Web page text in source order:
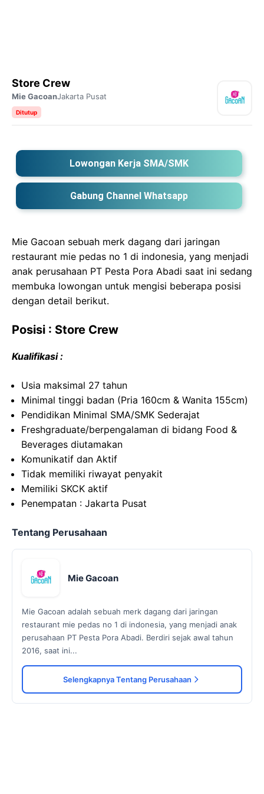
Store Crew
Mie GacoanJakarta Pusat
Ditutup
Lowongan Kerja SMA/SMK
Gabung Channel Whatsapp
Mie Gacoan sebuah merk dagang dari jaringan
restaurant mie pedas no 1 di indonesia, yang menjadi
anak perusahaan PT Pesta Pora Abadi saat ini sedang
membuka lowongan untuk mengisi beberapa posisi
dengan detail berikut.
Posisi : Store Crew
Kualifikasi :
Usia maksimal 27 tahun
Minimal tinggi badan (Pria 160cm & Wanita 155cm)
Pendidikan Minimal SMA/SMK Sederajat
Freshgraduate/berpengalaman di bidang Food &
Beverages diutamakan
Komunikatif dan Aktif
Tidak memiliki riwayat penyakit
Memiliki SKCK aktif
Penempatan : Jakarta Pusat
Tentang Perusahaan
Mie Gacoan
Mie Gacoan adalah sebuah merk dagang dari jaringan
restaurant mie pedas no 1 di indonesia, yang menjadi anak
perusahaan PT Pesta Pora Abadi. Berdiri sejak awal tahun
2016, saat ini...
Selengkapnya Tentang Perusahaan